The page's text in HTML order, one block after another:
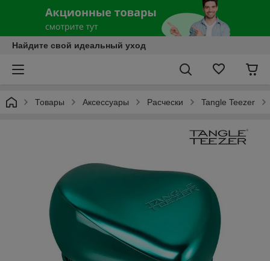
Найдите свой идеальный уход
Товары Аксессуары Расчески Tangle Teezer